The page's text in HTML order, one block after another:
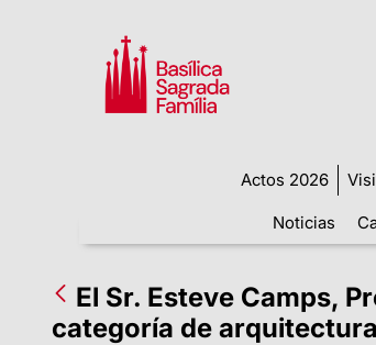
Actos 2026
Noticias
El Sr. Esteve Camps,
categoría de arquitectura